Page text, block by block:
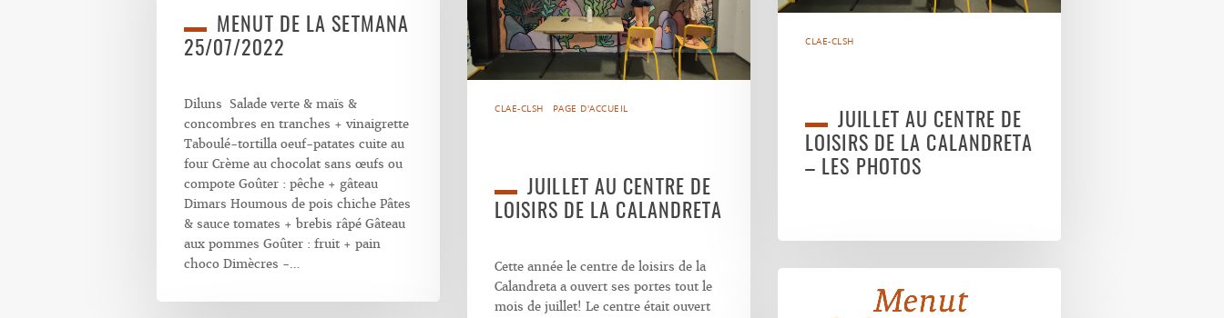
CLAE-CLSH
JUILLET AU CENTRE DE
LOISIRS DE LA CALANDRETA
– LES PHOTOS
CLAE-CLSH PAGE D'ACCUEIL
JUILLET AU CENTRE DE
LOISIRS DE LA CALANDRETA
Cette année le centre de loisirs de la
Calandreta a ouvert ses portes tout le
mois de juillet! Le centre était ouvert
MENUT DE LA SETMANA
25/07/2022
Diluns Salade verte & maïs &
concombres en tranches + vinaigrette
Taboulé-tortilla oeuf-patates cuite au
four Crème au chocolat sans œufs ou
compote Goûter : pêche + gâteau
Dimars Houmous de pois chiche Pâtes
& sauce tomates + brebis râpé Gâteau
aux pommes Goûter : fruit + pain
choco Dimècres -…